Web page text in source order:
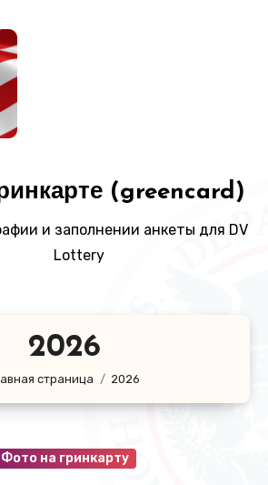
(greencard)
и заполнении анкеты для DV
Lottery
2026
страница 2026
Фото на гринкарту